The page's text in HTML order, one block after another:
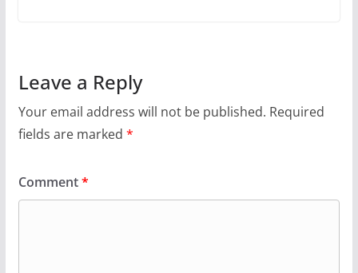
Leave a Reply
Your email address will not be published. Required
fields are marked *
Comment*